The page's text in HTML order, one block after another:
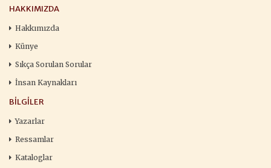
HAKKIMIZDA
Hakkımızda
Künye
Sıkça Sorulan Sorular
İnsan Kaynakları
BILGILER
Yazarlar
Ressamlar
Kataloglar